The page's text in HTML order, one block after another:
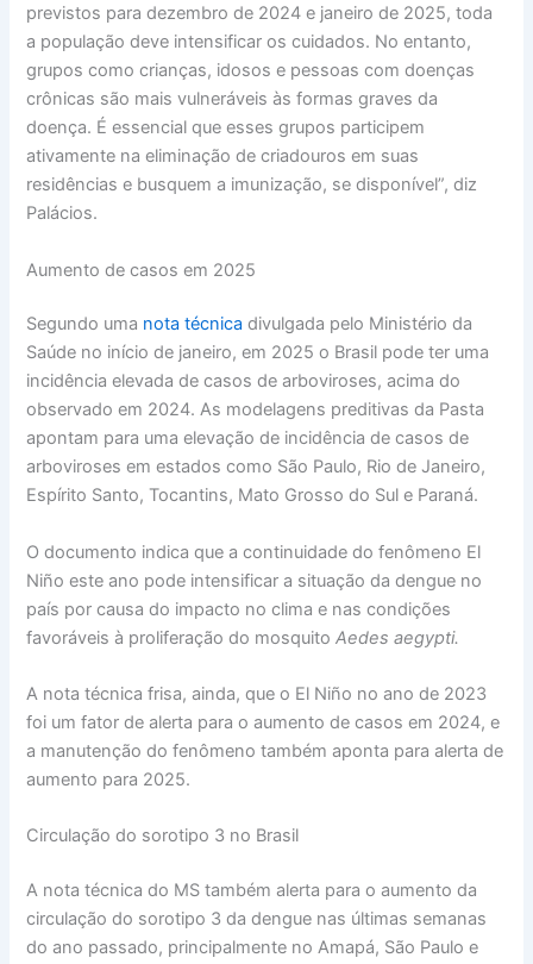
previstos para dezembro de 2024 e janeiro de 2025, toda
a população deve intensificar os cuidados. No entanto,
grupos como crianças, idosos e pessoas com doenças
crônicas são mais vulneráveis às formas graves da
doença. É essencial que esses grupos participem
ativamente na eliminação de criadouros em suas
residências e busquem a imunização, se disponível”, diz
Palácios.
Aumento de casos em 2025
Segundo uma nota técnica divulgada pelo Ministério da
Saúde no início de janeiro, em 2025 o Brasil pode ter uma
incidência elevada de casos de arboviroses, acima do
observado em 2024. As modelagens preditivas da Pasta
apontam para uma elevação de incidência de casos de
arboviroses em estados como São Paulo, Rio de Janeiro,
Espírito Santo, Tocantins, Mato Grosso do Sul e Paraná.
O documento indica que a continuidade do fenômeno El
Niño este ano pode intensificar a situação da dengue no
país por causa do impacto no clima e nas condições
favoráveis à proliferação do mosquitoAedes aegypti.
A nota técnica frisa, ainda, que o El Niño no ano de 2023
foi um fator de alerta para o aumento de casos em 2024, e
a manutenção do fenômeno também aponta para alerta de
aumento para 2025.
Circulação do sorotipo 3 no Brasil
A nota técnica do MS também alerta para o aumento da
circulação do sorotipo 3 da dengue nas últimas semanas
do ano passado, principalmente no Amapá, São Paulo e